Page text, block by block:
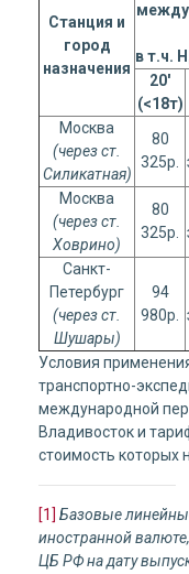
Станция и
город
назначения
в т.ч.
20'
(<18т)
Москва
(через ст.
Силикатная)
80
325р.
Москва
(через ст.
Ховрино)
80
325р.
Санкт-
Петербург
(через ст.
Шушары)
94
980р.
Условия
транспортно-
международной
Владивосток и
стоимость
[1] Базовые
иностранной
ЦБ РФ на дату